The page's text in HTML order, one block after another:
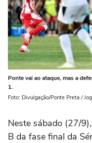
Ponte vai ao ataque, mas a
1.
Foto: Divulgação/Ponte Preta /
Neste sábado (27/
B da fase final da